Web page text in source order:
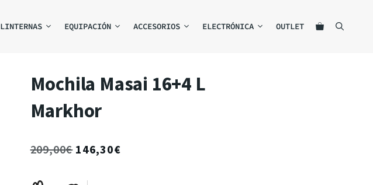
LINTERNAS EQUIPACIÓN ACCESORIOS ELECTRÓNICA OUTLET
Mochila Masai 16+4 L
Markhor
209,00€ 146,30€